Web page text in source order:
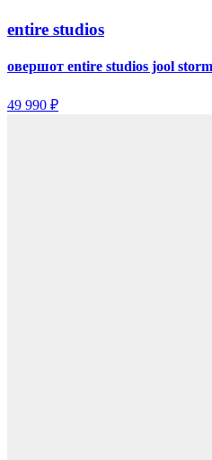
entire studios
овершот entire studios jool storm
49 990 ₽